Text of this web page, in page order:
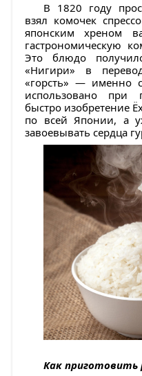
В 1820 году
взял комочек
японским хреном
гастрономическую
Это блюдо
«Нигири» в
«горсть» — именно
использовано при
быстро изобретение
по всей Японии, а
завоевывать сердца
Как приготовить